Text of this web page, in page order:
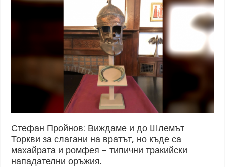
Стефан Пройнов: Виждаме и до Шлемът
Торкви за слагани на вратът, но къде са
махайрата и ромфея – типични тракийски
нападателни оръжия.